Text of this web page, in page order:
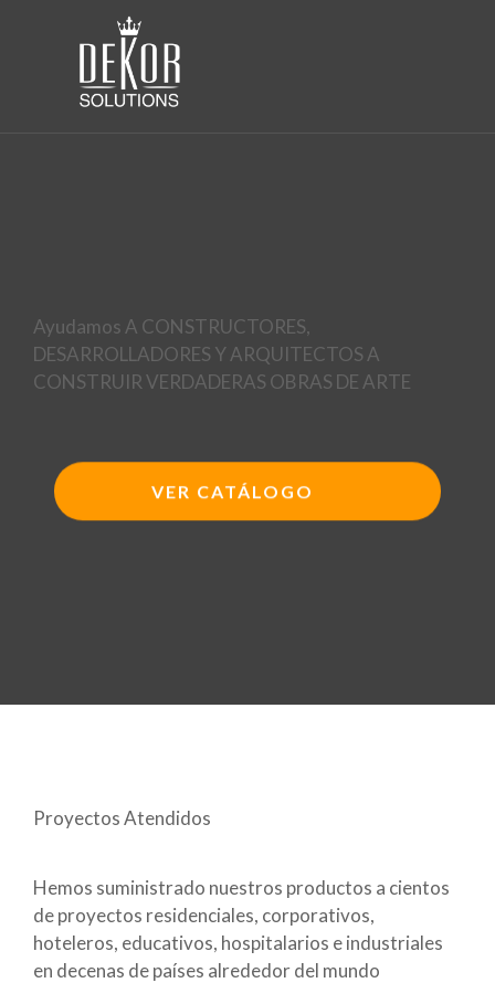
Ayudamos A CONSTRUCTORES,
DESARROLLADORES Y ARQUITECTOSA
CONSTRUIR VERDADERAS OBRAS DE ARTE
VER CATÁLOGO
Proyectos Atendidos
Hemos suministrado nuestros productos a cientos
de proyectos residenciales, corporativos,
hoteleros, educativos, hospitalarios e industriales
en decenas de países alrededor del mundo